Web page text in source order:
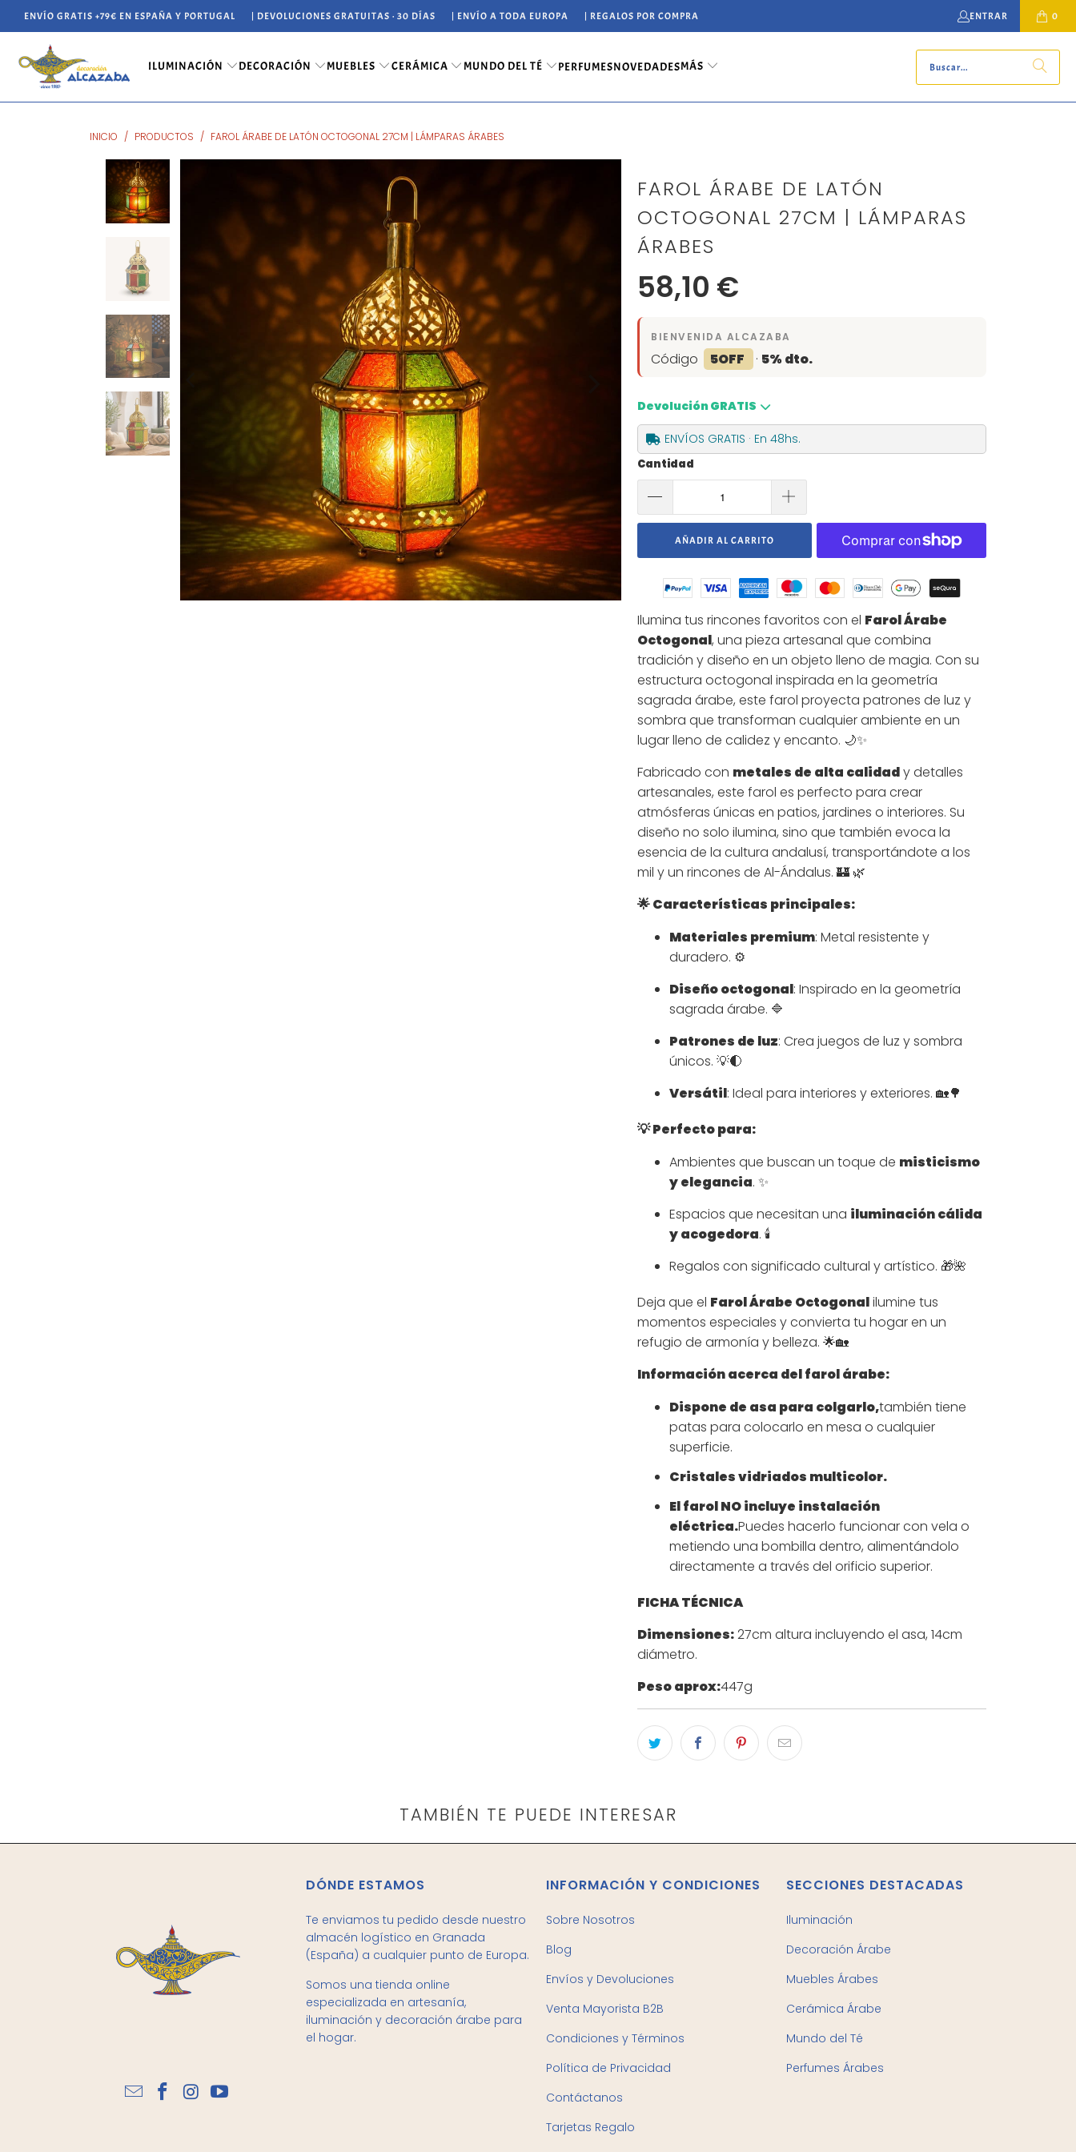
ENVÍO GRATIS +79€ EN ESPAÑA Y PORTUGAL | DEVOLUCIONES GRATUITAS · 30 DÍAS | ENVÍO A TODA EUROPA | REGALOS POR COMPRA ENTRAR 0
ILUMINACIÓN DECORACIÓN MUEBLES CERÁMICA MUNDO DEL TÉ PERFUMESNOVEDADESMÁS
INICIO / PRODUCTOS / FAROL ÁRABE DE LATÓN OCTOGONAL 27CM | LÁMPARAS ÁRABES
FAROL ÁRABE DE LATÓN
OCTOGONAL 27CM | LÁMPARAS
ÁRABES
58,10 €
BIENVENIDA ALCAZABA
Código 5OFF · 5% dto.
Devolución GRATIS
ENVÍOS GRATIS · En 48hs.
Cantidad
AÑADIR AL CARRITO
Ilumina tus rincones favoritos con el Farol Árabe
Octogonal, una pieza artesanal que combina
tradición y diseño en un objeto lleno de magia. Con su
estructura octogonal inspirada en la geometría
sagrada árabe, este farol proyecta patrones de luz y
sombra que transforman cualquier ambiente en un
lugar lleno de calidez y encanto. 🌙✨
Fabricado con metales de alta calidady detalles
artesanales, este farol es perfecto para crear
atmósferas únicas en patios, jardines o interiores. Su
diseño no solo ilumina, sino que también evoca la
esencia de la cultura andalusí, transportándote a los
mil y un rincones de Al-Ándalus. 🏰 🌿
🌟 Características principales:
Materiales premium: Metal resistente y
duradero. ⚙️
Diseño octogonal: Inspirado en la geometría
sagrada árabe. 🔷
Patrones de luz: Crea juegos de luz y sombra
únicos. 💡🌓
Versátil: Ideal para interiores y exteriores. 🏡🌳
💡 Perfecto para:
Ambientes que buscan un toque de misticismo
y elegancia. ✨
Espacios que necesitan una iluminación cálida
y acogedora. 🕯️
Regalos con significado cultural y artístico. 🎁🌺
Deja que el Farol Árabe Octogonalilumine tus
momentos especiales y convierta tu hogar en un
refugio de armonía y belleza. 🌟🏡
Información acerca del farol árabe:
Dispone de asa para colgarlo,también tiene
patas para colocarlo en mesa o cualquier
superficie.
Cristales vidriados multicolor.
El farol NO incluye instalación
eléctrica.Puedes hacerlo funcionar con vela o
metiendo una bombilla dentro, alimentándolo
directamente a través del orificio superior.
FICHA TÉCNICA
Dimensiones:27cm altura incluyendo el asa, 14cm
diámetro.
Peso aprox:447g
TAMBIÉN TE PUEDE INTERESAR
DÓNDE ESTAMOS
Te enviamos tu pedido desde nuestro
almacén logístico en Granada
(España) a cualquier punto de Europa.
Somos una tienda online
especializada en artesanía,
iluminación y decoración árabe para
el hogar.
INFORMACIÓN Y CONDICIONES
Sobre Nosotros
Blog
Envíos y Devoluciones
Venta Mayorista B2B
Condiciones y Términos
Política de Privacidad
Contáctanos
Tarjetas Regalo
SECCIONES DESTACADAS
Iluminación
Decoración Árabe
Muebles Árabes
Cerámica Árabe
Mundo del Té
Perfumes Árabes